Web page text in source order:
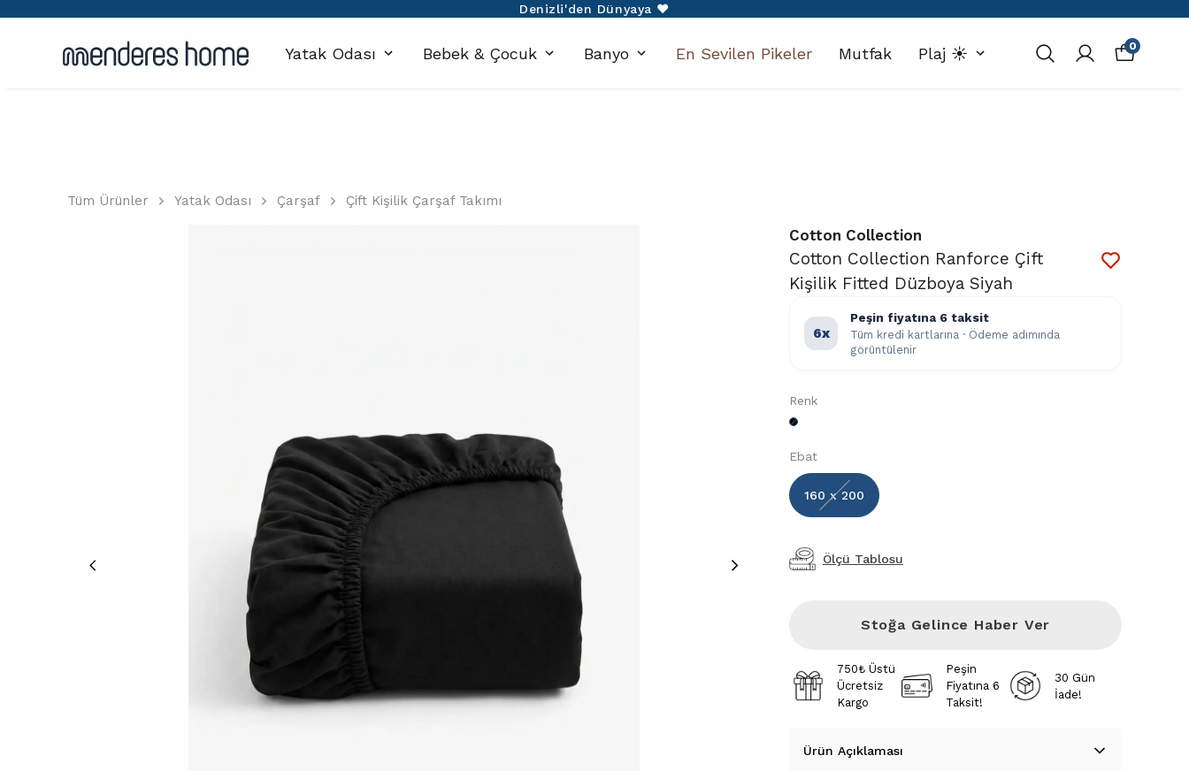
750 TL Üzeri Alışverişlerinize Kargo Ücretsiz!
Yatak Odası Bebek & Çocuk Banyo En Sevilen Pikeler Mutfak Plaj ☀️ 0
Tüm Ürünler Yatak Odası Çarşaf Çift Kişilik Çarşaf Takımı
Cotton Collection
Cotton Collection Ranforce Çift
Kişilik Fitted Düzboya Siyah
6x
Peşin fiyatına 6 taksit
Tüm kredi kartlarına · Ödeme adımında
görüntülenir
Renk
Ebat
160 x 200
Ölçü Tablosu
Stoğa Gelince Haber Ver
750₺ Üstü
Ücretsiz
Kargo
Peşin
Fiyatına 6
Taksit!
30 Gün
İade!
Ürün Açıklaması